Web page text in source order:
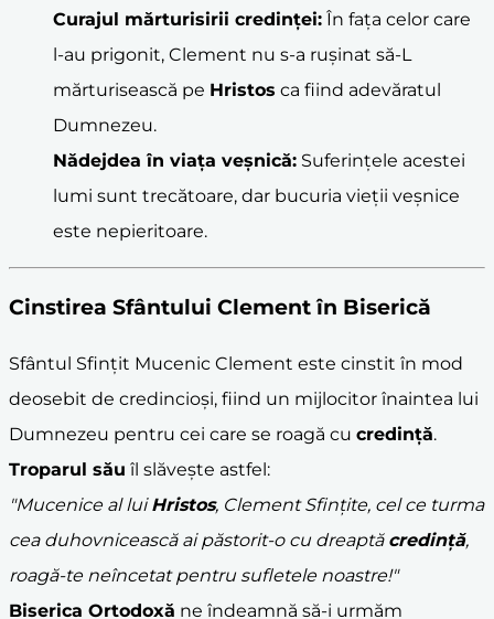
Curajul mărturisirii credinței: În fața celor care
l-au prigonit, Clement nu s-a rușinat să-L
mărturisească pe Hristos ca fiind adevăratul
Dumnezeu.
Nădejdea în viața veșnică: Suferințele acestei
lumi sunt trecătoare, dar bucuria vieții veșnice
este nepieritoare.
Cinstirea Sfântului Clement în Biserică
Sfântul Sfințit Mucenic Clement este cinstit în mod
deosebit de credincioși, fiind un mijlocitor înaintea lui
Dumnezeu pentru cei care se roagă cu credință.
Troparul său îl slăvește astfel:
"Mucenice al luiHristos, Clement Sfințite, cel ce turma
cea duhovnicească ai păstorit-o cu dreaptă credință,
roagă-te neîncetat pentru sufletele noastre!"
Biserica Ortodoxă ne îndeamnă să-i urmăm